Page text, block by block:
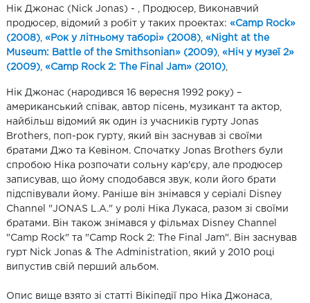
Нік Джонас (Nick Jonas) - , Продюсер, Виконавчий
продюсер, відомий з робіт у таких проектах: «Camp Rock»
(2008) «Рок у літньому таборі» (2008) «Night at the
Museum: Battle of the Smithsonian» (2009) «Ніч у музеї 2»
(2009) «Camp Rock 2: The Final Jam» (2010)
Нік Джонас (народився 16 вересня 1992 року) –
американський співак, автор пісень, музикант та актор,
найбільш відомий як один із учасників гурту Jonas
Brothers, поп-рок гурту, який він заснував зі своїми
братами Джо та Кевіном. Спочатку Jonas Brothers були
спробою Ніка розпочати сольну кар'єру, але продюсер
записував, що йому сподобався звук, коли його брати
підспівували йому. Раніше він знімався у серіалі Disney
Channel "JONAS L.A." у ролі Ніка Лукаса, разом зі своїми
братами. Він також знімався у фільмах Disney Channel
"Camp Rock" та "Camp Rock 2: The Final Jam". Він заснував
гурт Nick Jonas & The Administration, який у 2010 році
випустив свій перший альбом.
Опис вище взято зі статті Вікіпедії про Ніка Джонаса,